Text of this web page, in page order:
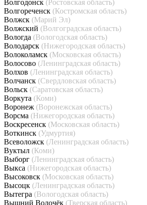
Волгодонск (Ростовская область)
Волгореченск (Костромская область)
Волжск (Марий Эл)
Волжский (Волгоградская область)
Вологда (Вологодская область)
Володарск (Нижегородская область)
Волоколамск (Московская область)
Волосово (Ленинградская область)
Волхов (Ленинградская область)
Волчанск (Свердловская область)
Вольск (Саратовская область)
Воркута (Коми)
Воронеж (Воронежская область)
Ворсма (Нижегородская область)
Воскресенск (Московская область)
Воткинск (Удмуртия)
Всеволожск (Ленинградская область)
Вуктыл (Коми)
Выборг (Ленинградская область)
Выкса (Нижегородская область)
Высоковск (Московская область)
Высоцк (Ленинградская область)
Вытегра (Вологодская область)
Вышний Волочёк (Тверская область)